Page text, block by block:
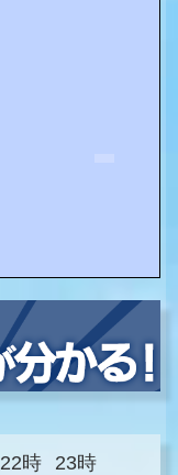
22時 23時